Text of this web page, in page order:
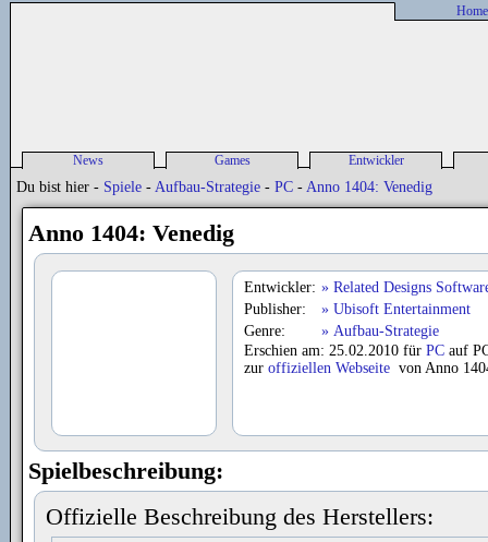
Home
News
Alle News
sonstige News
Games
Spieleliste
Spiele-News
Release Liste
Previews
Entwickler
Entwickler-News
Du bist hier - Spiele - Aufbau-Strategie - PC - Anno 1404: Venedig
Anno 1404: Venedig
Entwickler:
Related Designs
Publisher:
Ubisoft Entertainment
Genre:
Aufbau-Strategie
Erschien am: 25.02.2010 für PC auf
zur offiziellen Webseite von Anno
Spielbeschreibung:
Offizielle Beschreibung des Herstellers: